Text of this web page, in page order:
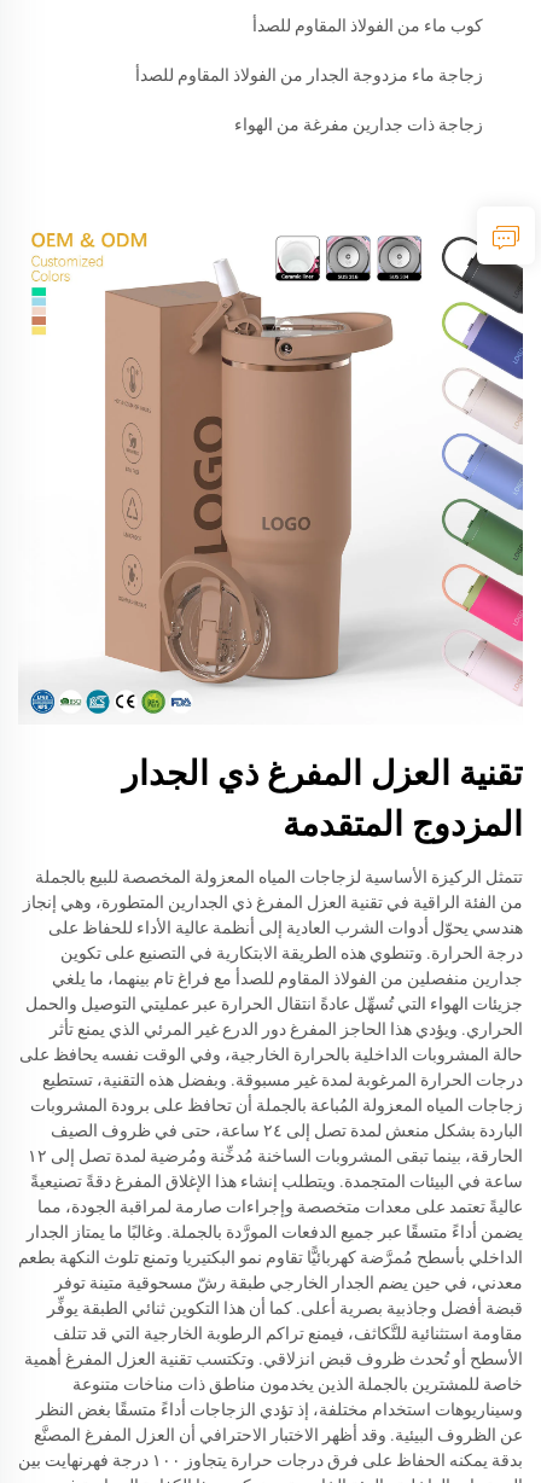
كوب ماء من الفولاذ المقاوم للصدأ
زجاجة ماء مزدوجة الجدار من الفولاذ المقاوم للصدأ
زجاجة ذات جدارين مفرغة من الهواء
تقنية العزل المفرغ ذي الجدار
المزدوج المتقدمة
تتمثل الركيزة الأساسية لزجاجات المياه المعزولة المخصصة للبيع بالجملة
من الفئة الراقية في تقنية العزل المفرغ ذي الجدارين المتطورة، وهي إنجاز
هندسي يحوّل أدوات الشرب العادية إلى أنظمة عالية الأداء للحفاظ على
درجة الحرارة. وتنطوي هذه الطريقة الابتكارية في التصنيع على تكوين
جدارين منفصلين من الفولاذ المقاوم للصدأ مع فراغ تام بينهما، ما يلغي
جزيئات الهواء التي تُسهِّل عادةً انتقال الحرارة عبر عمليتي التوصيل والحمل
الحراري. ويؤدي هذا الحاجز المفرغ دور الدرع غير المرئي الذي يمنع تأثر
حالة المشروبات الداخلية بالحرارة الخارجية، وفي الوقت نفسه يحافظ على
درجات الحرارة المرغوبة لمدة غير مسبوقة. وبفضل هذه التقنية، تستطيع
زجاجات المياه المعزولة المُباعة بالجملة أن تحافظ على برودة المشروبات
الباردة بشكل منعش لمدة تصل إلى ٢٤ ساعة، حتى في ظروف الصيف
الحارقة، بينما تبقى المشروبات الساخنة مُدخِّنة ومُرضية لمدة تصل إلى ١٢
ساعة في البيئات المتجمدة. ويتطلب إنشاء هذا الإغلاق المفرغ دقةً تصنيعيةً
عاليةً تعتمد على معدات متخصصة وإجراءات صارمة لمراقبة الجودة، مما
يضمن أداءً متسقًا عبر جميع الدفعات المورَّدة بالجملة. وغالبًا ما يمتاز الجدار
الداخلي بأسطح مُمرَّضة كهربائيًّا تقاوم نمو البكتيريا وتمنع تلوث النكهة بطعم
معدني، في حين يضم الجدار الخارجي طبقة رشّ مسحوقية متينة توفر
قبضة أفضل وجاذبية بصرية أعلى. كما أن هذا التكوين ثنائي الطبقة يوفِّر
مقاومة استثنائية للتَّكاثف، فيمنع تراكم الرطوبة الخارجية التي قد تتلف
الأسطح أو تُحدث ظروف قبض انزلاقي. وتكتسب تقنية العزل المفرغ أهمية
خاصة للمشترين بالجملة الذين يخدمون مناطق ذات مناخات متنوعة
وسيناريوهات استخدام مختلفة، إذ تؤدي الزجاجات أداءً متسقًا بغض النظر
عن الظروف البيئية. وقد أظهر الاختبار الاحترافي أن العزل المفرغ المصنَّع
بدقة يمكنه الحفاظ على فرق درجات حرارة يتجاوز ١٠٠ درجة فهرنهايت بين